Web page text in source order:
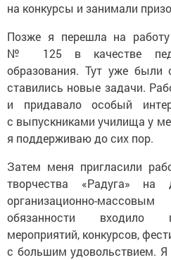
на конкурсы и занимали
Позже я перешла на
№ 125 в качестве
образования. Тут уже были
ставились новые задачи.
и придавало особый
с выпускниками училища у
я поддерживаю до сих пор.
Затем меня пригласили
творчества «Радуга» на
организационно-
обязанности входило
мероприятий, конкурсов,
с большим удовольствием. Я